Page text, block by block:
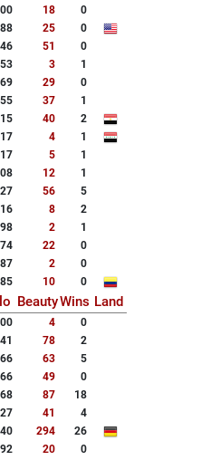
18
0
25
0
51
0
3
1
29
0
37
1
40
2
4
1
5
1
12
1
56
5
8
2
2
1
22
0
2
0
10 0
BeautyWins Land
4
0
78
2
63
5
49
0
87
18
41
4
294
26
20
0